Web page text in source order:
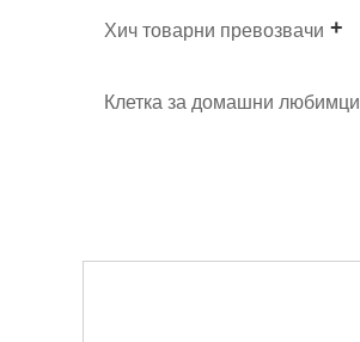
Хич товарни превозвачи
Клетка за домашни любимци